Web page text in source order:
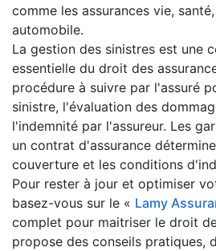
comme les assurances vie,
automobile.
La gestion des sinistres est une
essentielle du droit des
procédure à suivre par l'assuré
sinistre, l'évaluation des
l'indemnité par l'assureur. Les
un contrat d'assurance
couverture et les conditions
Pour rester à jour et optimiser
basez-vous sur le « Lamy
complet pour maitriser le droit
propose des conseils pratiques,